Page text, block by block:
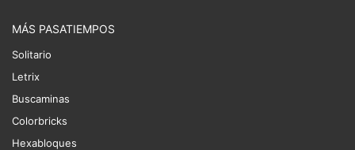
MÁS PASATIEMPOS
Solitario
Letrix
Buscaminas
Colorbricks
Hexabloques